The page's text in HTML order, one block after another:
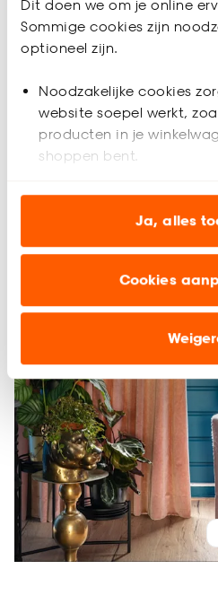
Dit doen we om je online
Sommige cookies zijn
optioneel zijn.
Noodzakelijke cookies
website soepel werkt,
producten in je
shoppen bent.
Analytische cookies
website te verbeteren
Marketing cookies
relevante informatie en
advertenties en
Klik op ‘Ja, alles toestaan’
van alle cookies, of klik op
noodzakelijke cookies te
voor kiezen om bepaalde
accepteren door op
klikken.
Goed om te weten is dat
kan aanpassen, bekijk
Ja, alles
Cookies
Trend: combineren van twee